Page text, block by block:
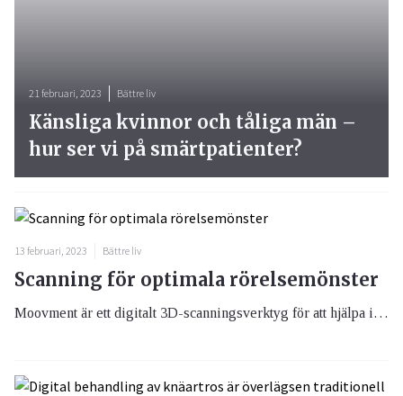
21 februari, 2023 Bättre liv
Känsliga kvinnor och tåliga män –
hur ser vi på smärtpatienter?
13 februari, 2023 Bättre liv
Scanning för optimala rörelsemönster
Moovment är ett digitalt 3D-scanningsverktyg för att hjälpa individer och vårdgivare att objektivt och effektivt skapa de bästa förutsättningarna för att förbättra rörelsemönster för att undvika eller minska smärta och kunna njuta av en aktiv livsstil.